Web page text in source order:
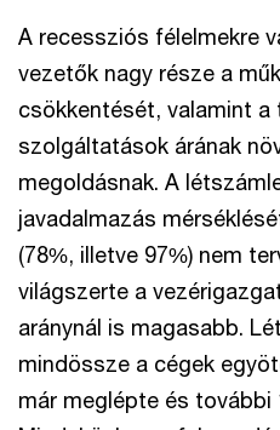
A recessziós félelmekre
vezetők nagy része a
csökkentését, valamint a
szolgáltatások árának
megoldásnak. A
javadalmazás
(78%, illetve 97%) nem
világszerte a
aránynál is magasabb.
mindössze a cégek
már meglépte és további